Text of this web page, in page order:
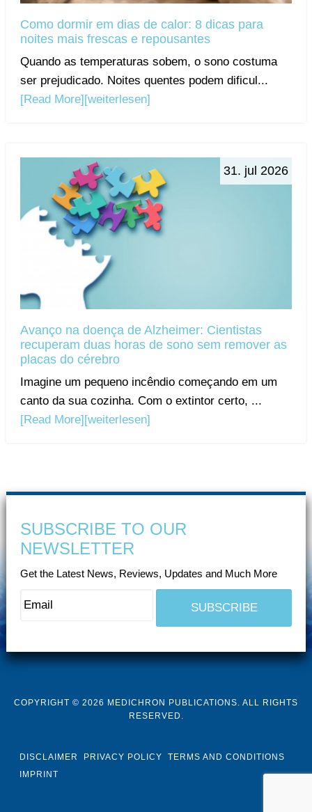
Como dormir em dias de calor: 8 dicas para
noites mais frescas e repousantes
Quando as temperaturas sobem, o sono costuma
ser prejudicado. Noites quentes podem dificul...
[Read More][weiterlesen]
31. jul 2026
Avanço na doença de Alzheimer: Cientistas
recuperam duas horas de sono sem remover as
placas do cérebro
Imagine um pequeno incêndio começando em um
canto da sua cozinha. Com o extintor certo, ...
[Read More][weiterlesen]
SUBSCRIBE TO OUR
NEWSLETTER
Get the Latest News, Reviews, Updates and Much More
COPYRIGHT © 2026 MEDICHRON PUBLICATIONS. ALL RIGHTS
RESERVED.
DISCLAIMER PRIVACY POLICY
TERMS AND CONDITIONS
IMPRINT